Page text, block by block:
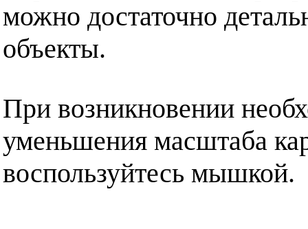
можно достаточно
объекты.
При возникновении
уменьшения масштаба
воспользуйтесь мышкой.